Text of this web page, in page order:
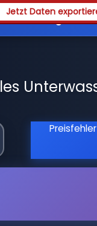
Jetzt Daten